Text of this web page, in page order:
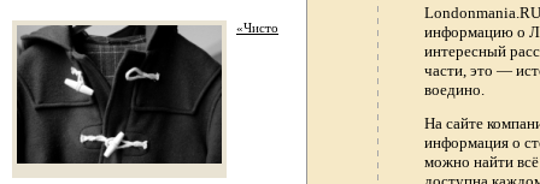
«Чисто
информацию о
интересный
части, это —
воедино.
На сайте
информация о
можно найти